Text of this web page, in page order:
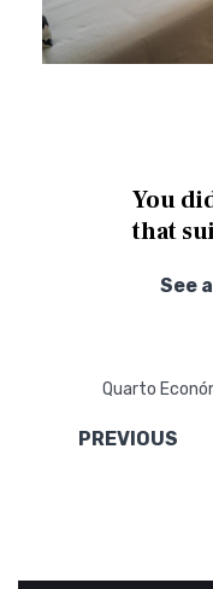
Quarto
You
that
See
PREVIOUS